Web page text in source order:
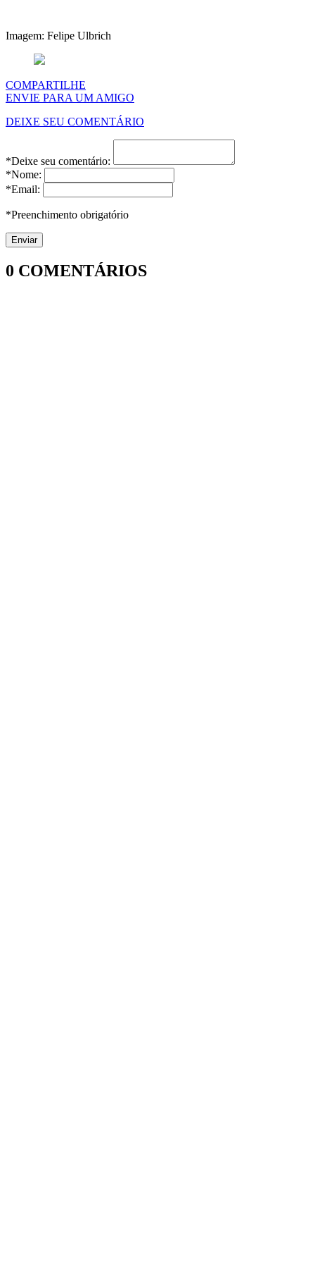
Imagem: Felipe Ulbrich
COMPARTILHE
ENVIE PARA UM AMIGO
DEIXE SEU COMENTÁRIO
*Deixe seu comentário:
*Nome:
*Email:
*Preenchimento obrigatório
0 COMENTÁRIOS